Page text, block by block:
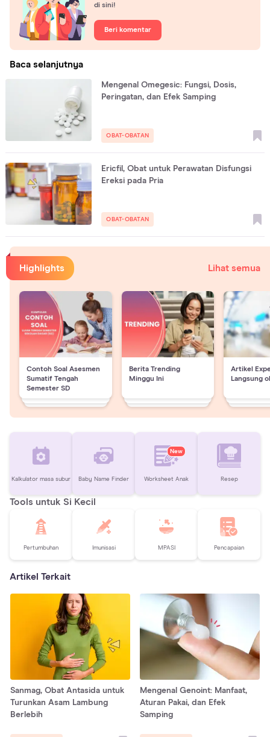
di sini!
Beri komentar
Baca selanjutnya
Mengenal Omegesic: Fungsi, Dosis,
Peringatan, dan Efek Samping
OBAT-OBATAN
Ericfil, Obat untuk Perawatan Disfungsi
Ereksi pada Pria
OBAT-OBATAN
Highlights Lihat semua
Contoh Soal Asesmen
Sumatif Tengah
Semester SD
Berita Trending
Minggu Ini
Artikel
Langsung
Kalkulator masa subur Baby Name Finder
New
Worksheet Anak Resep
Tools untuk Si Kecil
Pertumbuhan Imunisasi MPASI Pencapaian
Artikel Terkait
Sanmag, Obat Antasida untuk
Turunkan Asam Lambung
Berlebih
Mengenal Genoint: Manfaat,
Aturan Pakai, dan Efek
Samping